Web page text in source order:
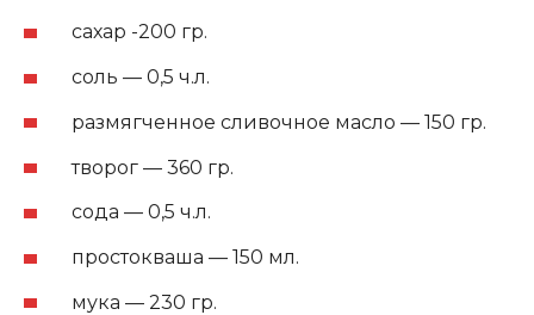
сахар -200 гр.
соль — 0,5 ч.л.
размягченное сливочное масло — 150 гр.
творог — 360 гр.
сода — 0,5 ч.л.
простокваша — 150 мл.
мука — 230 гр.